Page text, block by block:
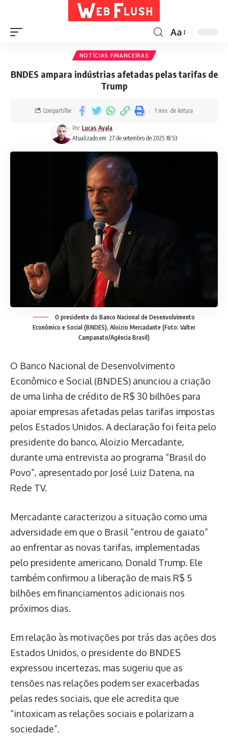
Aa
NOTÍCIAS FINANCEIRAS
BNDES ampara indústrias afetadas pelas tarifas de
Trump
Atualizado em: 27 de setembro de 2025 18:53
Por Lucas Ayala
Compartilhe 1 min. de leitura
O presidente do Banco Nacional de Desenvolvimento
Econômico e Social (BNDES), Aloizio Mercadante (Foto: Valter
Campanato/Agência Brasil)
O Banco Nacional de Desenvolvimento
Econômico e Social (BNDES) anunciou a criação
de uma linha de crédito de R$ 30 bilhões para
apoiar empresas afetadas pelas tarifas impostas
pelos Estados Unidos. A declaração foi feita pelo
presidente do banco, Aloizio Mercadante,
durante uma entrevista ao programa “Brasil do
Povo”, apresentado por José Luiz Datena, na
Rede TV.
Mercadante caracterizou a situação como uma
adversidade em que o Brasil “entrou de gaiato”
ao enfrentar as novas tarifas, implementadas
pelo presidente americano, Donald Trump. Ele
também confirmou a liberação de mais R$ 5
bilhões em financiamentos adicionais nos
próximos dias.
Em relação às motivações por trás das ações dos
Estados Unidos, o presidente do BNDES
expressou incertezas, mas sugeriu que as
tensões nas relações podem ser exacerbadas
pelas redes sociais, que ele acredita que
“intoxicam as relações sociais e polarizam a
sociedade”.